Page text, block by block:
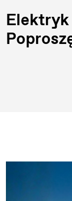
Elektryk